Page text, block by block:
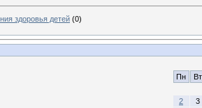
здоровья детей (0)
Пн Вт
2
3